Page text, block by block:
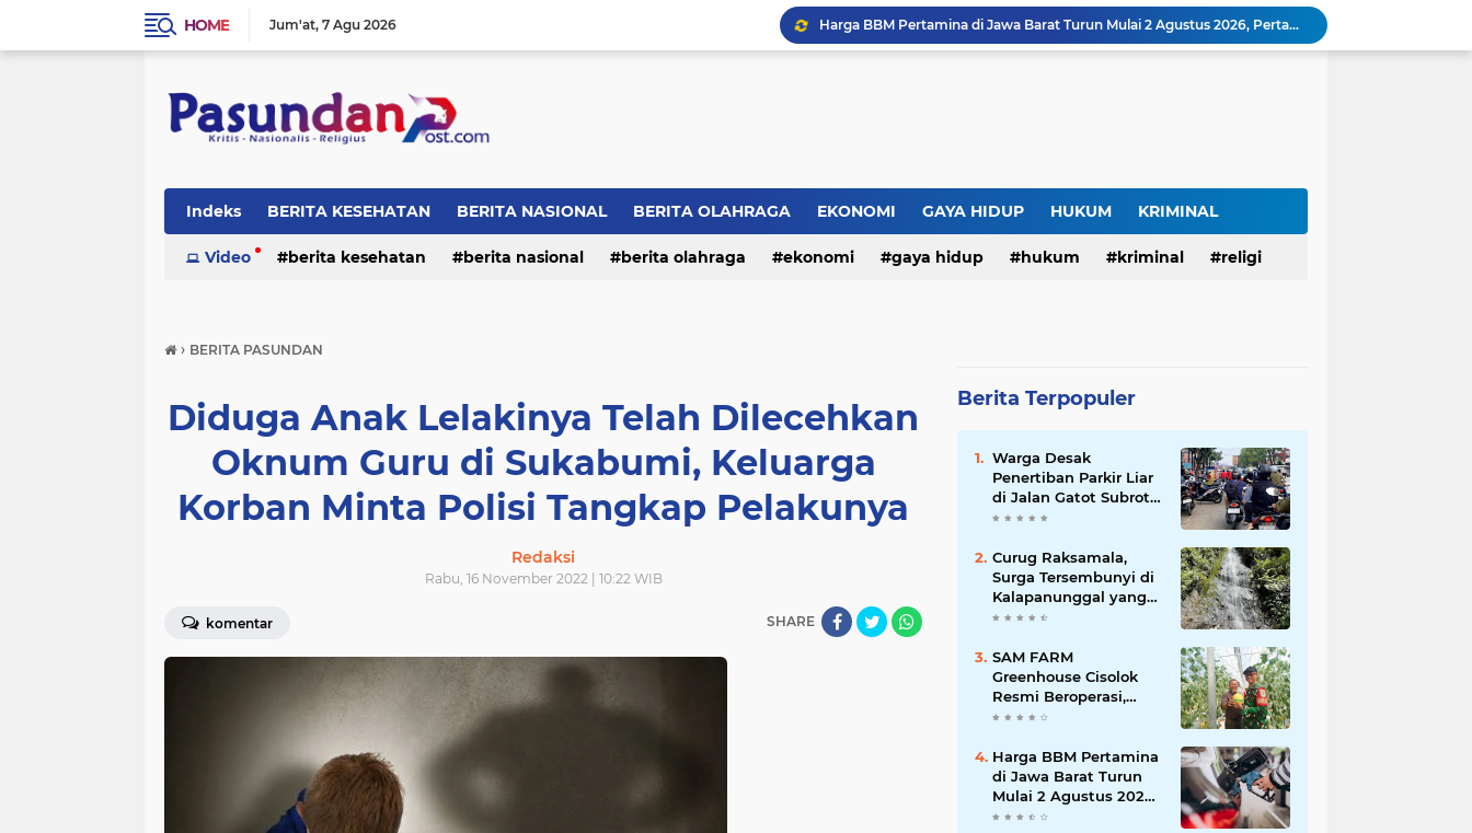
HOME Jum'at 7 Agu 2026
Harga BBM Pertamina di Jawa Barat Turun Mulai 2 Agustus 2026, Pertamax Jadi Rp15.950 per Liter, Cek Daftar Harga Terbaru
SAM FARM Greenhouse Cisolok Resmi Beroperasi, Hadirkan Wisata Petik Melon Premium dan Edukasi Pertanian Modern di Sukabumi
Situ Cisuba Sukabumi, Danau Cantik dengan Panggung Terapung yang Cocok Jadi Destinasi Libur Akhir Pekan
Indeks BERITA KESEHATAN BERITA NASIONAL BERITA OLAHRAGA EKONOMI GAYA HIDUP HUKUM KRIMINAL
RELIGI
Video berita kesehatan berita nasional berita olahraga ekonomi gaya hidup hukum kriminal religi
› BERITA PASUNDAN
Diduga Anak Lelakinya Telah Dilecehkan
Oknum Guru di Sukabumi, Keluarga
Korban Minta Polisi Tangkap Pelakunya
Redaksi
Rabu, 16 November 2022 | 10:22 WIB
komentar SHARE
Berita Terpopuler
Warga Desak
Penertiban Parkir Liar
di Jalan Gatot Subroto
Bandung, Kemacetan
Mengkhawatirkan
Curug Raksamala,
Surga Tersembunyi di
Kalapanunggal yang
Siap Menjadi Ikon
Kabupaten Sukabumi
SAM FARM
Greenhouse Cisolok
Resmi Beroperasi,
Hadirkan Wisata Petik
Edukasi Pertanian
Modern di Sukabumi
Harga BBM Pertamina
di Jawa Barat Turun
Mulai 2 Agustus 2026,
Pertamax Jadi